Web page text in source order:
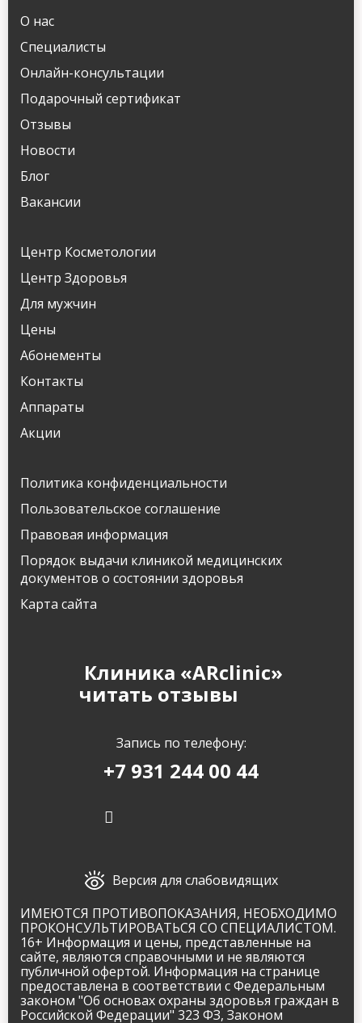
О нас
Специалисты
Онлайн-консультации
Подарочный сертификат
Отзывы
Новости
Блог
Вакансии
Центр Косметологии
Центр Здоровья
Для мужчин
Цены
Абонементы
Контакты
Аппараты
Акции
Политика конфиденциальности
Пользовательское соглашение
Правовая информация
Порядок выдачи клиникой медицинских
документов о состоянии здоровья
Карта сайта
Клиника «ARclinic»
читать отзывы
Запись по телефону:
+7 931 244 00 44
Версия для слабовидящих
ИМЕЮТСЯ ПРОТИВОПОКАЗАНИЯ, НЕОБХОДИМО
ПРОКОНСУЛЬТИРОВАТЬСЯ СО СПЕЦИАЛИСТОМ.
16+ Информация и цены, представленные на
сайте, являются справочными и не являются
публичной офертой. Информация на странице
предоставлена в соответствии с Федеральным
законом "Об основах охраны здоровья граждан в
Российской Федерации" 323 ФЗ, Законом